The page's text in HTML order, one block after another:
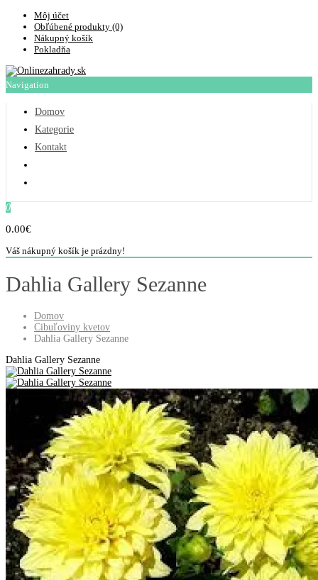
Môj účet
Obľúbené produkty (0)
Nákupný košík
Pokladňa
Navigation
Domov
Kategorie
Kontakt
0
0.00€
Váš nákupný košík je prázdny!
Dahlia Gallery Sezanne
Domov
Cibuľoviny kvetov
Dahlia Gallery Sezanne
Dahlia Gallery Sezanne